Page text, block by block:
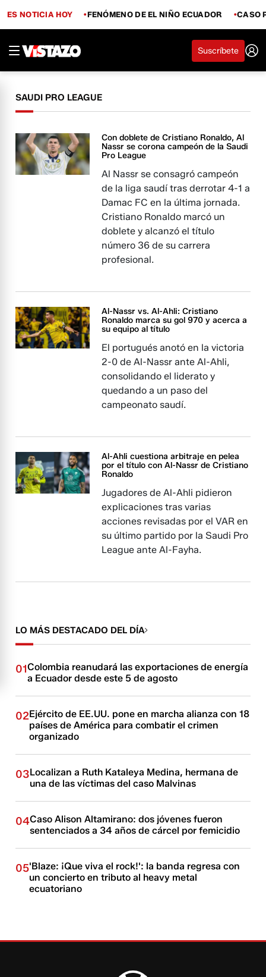
ES NOTICIA HOY FENÓMENO DE EL NIÑO ECUADOR CASO
Suscríbete
SAUDI PRO LEAGUE
Con doblete de Cristiano Ronaldo, Al
Nassr se corona campeón de la Saudi
Pro League
Al Nassr se consagró campeón
de la liga saudí tras derrotar 4-1 a
Damac FC en la última jornada.
Cristiano Ronaldo marcó un
doblete y alcanzó el título
número 36 de su carrera
profesional.
Al-Nassr vs. Al-Ahli: Cristiano
Ronaldo marca su gol 970 y acerca a
su equipo al título
El portugués anotó en la victoria
2-0 de Al-Nassr ante Al-Ahli,
consolidando el liderato y
quedando a un paso del
campeonato saudí.
Al-Ahli cuestiona arbitraje en pelea
por el título con Al-Nassr de Cristiano
Ronaldo
Jugadores de Al-Ahli pidieron
explicaciones tras varias
acciones revisadas por el VAR en
su último partido por la Saudi Pro
League ante Al-Fayha.
LO MÁS DESTACADO DEL DÍA
01Colombia reanudará las exportaciones de energía
a Ecuador desde este 5 de agosto
02Ejército de EE.UU. pone en marcha alianza con 18
países de América para combatir el crimen
organizado
03Localizan a Ruth Kataleya Medina, hermana de
una de las víctimas del caso Malvinas
04Caso Alison Altamirano: dos jóvenes fueron
sentenciados a 34 años de cárcel por femicidio
05'Blaze: ¡Que viva el rock!': la banda regresa con
un concierto en tributo al heavy metal
ecuatoriano